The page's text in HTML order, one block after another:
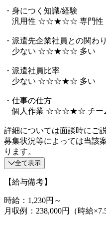
・身につく知識/経験
汎用性 ☆☆★☆☆ 専門性
・派遣先企業社員との関わり
少ない ☆☆★☆☆ 多い
・派遣社員比率
少ない ☆☆☆★☆ 多い
・仕事の仕方
個人作業 ☆☆☆★☆ チー
詳細については面談時にご
募集状況等によっては当該
ります。
全て表示
【給与備考】
時給：1,230円～
月収例：238,000円（時給